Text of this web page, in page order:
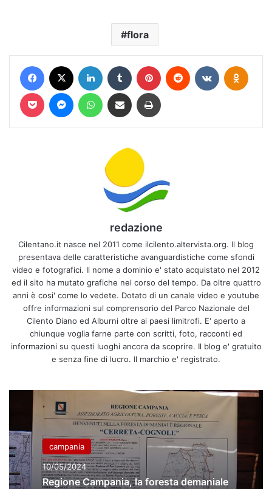
flora
Facebook LinkedIn Tumblr Pinterest Reddit VKontakte
Pocket MessengerWhatsAppCondividi via mail Stampa
redazione
Cilentano.it nasce nel 2011 come ilcilento.altervista.org. Il blog
presentava delle caratteristiche avanguardistiche come sfondi
video e fotografici. Il nome a dominio e' stato acquistato nel 2012
ed il sito ha mutato grafiche nel corso del tempo. Da oltre quattro
anni è cosi' come lo vedete. Dotato di un canale video e youtube
offre informazioni sul comprensorio del Parco Nazionale del
Cilento Diano ed Alburni oltre ai paesi limitrofi. E' aperto a
chiunque voglia farne parte con scritti, foto, racconti ed
informazioni su questi luoghi ancora da scoprire. Il blog e' gratuito
e senza fine di lucro. Il marchio e' registrato.
campania
10/05/2024
Regione Campania, la foresta demaniale